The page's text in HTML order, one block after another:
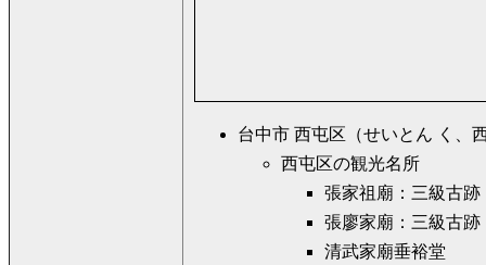
台中市 西屯区（せいとん く、
西屯区の観光名所
張家祖廟：三級古跡
張廖家廟：三級古跡
清武家廟垂裕堂